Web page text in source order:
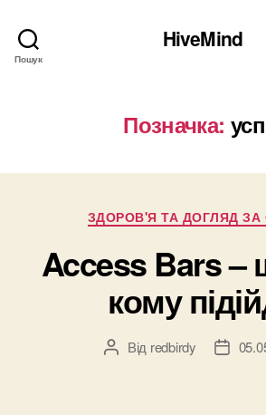
Пошук
HiveMind
Позначка:
Категорії
ЗДОРОВ'Я ТА ДОГЛЯД
Access Bars –
кому
Автор
Від redbirdy
Дата